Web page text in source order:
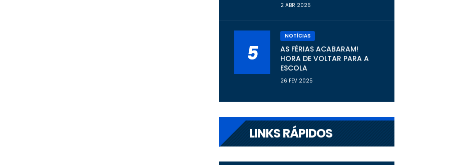
2 ABR 2025
5
NOTÍCIAS
AS FÉRIAS ACABARAM!
HORA DE VOLTAR PARA A
ESCOLA
26 FEV 2025
LINKS RÁPIDOS